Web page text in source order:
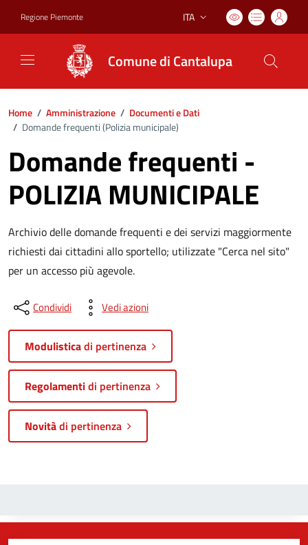
Regione Piemonte Lingua attiva:
ITA
Comune di Cantalupa
Home / Amministrazione / Documenti e Dati
/ Domande frequenti (Polizia municipale)
Domande frequenti -
POLIZIA MUNICIPALE
Archivio delle domande frequenti e dei servizi maggiormente
richiesti dai cittadini allo sportello; utilizzate "Cerca nel sito"
per un accesso più agevole.
Condividi Vedi azioni
Modulisticadi pertinenza
Regolamentidi pertinenza
Novitàdi pertinenza